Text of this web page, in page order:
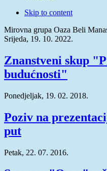
Skip to content
Mirovna grupa Oaza Beli
Srijeda, 19. 10. 2022.
Znanstveni skup
budućnosti"
Ponedjeljak, 19. 02. 2018.
Poziv na
put
Petak, 22. 07. 2016.